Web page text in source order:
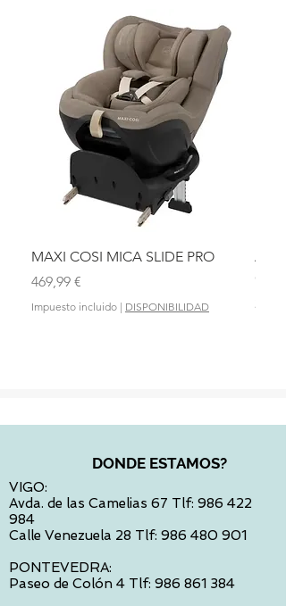
MAXI COSI MICA SLIDE PRO
Precio
469,99 €
Impuesto incluido | DISPONIBILIDAD
DONDE ESTAMOS?
VIGO:
Avda. de las Camelias 67 Tlf: 986 422
984
Calle Venezuela 28 Tlf: 986 480 901
PONTEVEDRA:
Paseo de Colón 4 Tlf: 986 861 384